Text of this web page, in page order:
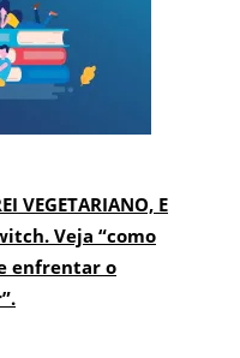
VEGETARIANO, E
Veja “como
enfrentar o